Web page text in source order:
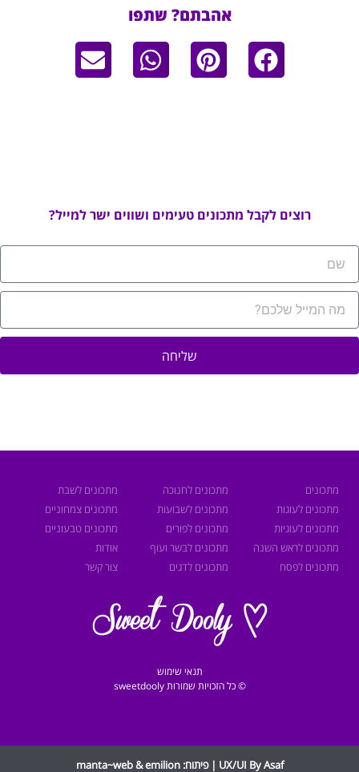
אהבתם? שתפו
רוצים לקבל מתכונים טעימים ושווים ישר למייל?
שליחה
מתכונים
מתכונים לעוגות
מתכונים לעוגיות
מתכונים לראש השנה
מתכונים לפסח
מתכונים לחנוכה
מתכונים לשבועות
מתכונים לפורים
מתכונים לבשר ועוף
מתכונים לדגים
מתכונים לשבת
מתכונים צמחוניים
מתכונים טבעוניים
אודות
צור קשר
תנאי שימוש
© כל הזכויות שמורות sweetdooly
UX/UI By Asaf | פיתוח: manta~web&emilion